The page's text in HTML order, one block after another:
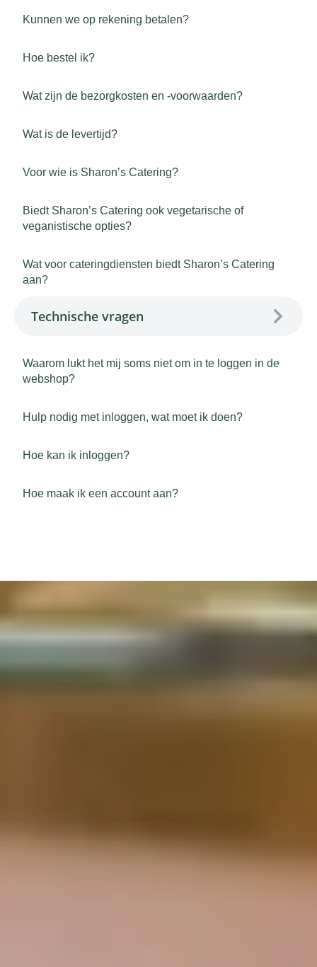
Kunnen we op rekening betalen?
Hoe bestel ik?
Wat zijn de bezorgkosten en -voorwaarden?
Wat is de levertijd?
Voor wie is Sharon’s Catering?
Biedt Sharon’s Catering ook vegetarische of
veganistische opties?
Wat voor cateringdiensten biedt Sharon’s Catering
aan?
Technische vragen
Waarom lukt het mij soms niet om in te loggen in de
webshop?
Hulp nodig met inloggen, wat moet ik doen?
Hoe kan ik inloggen?
Hoe maak ik een account aan?